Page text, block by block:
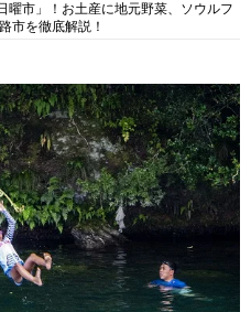
曜市」！お土産に地元野菜、ソウルフ
市を徹底解説！